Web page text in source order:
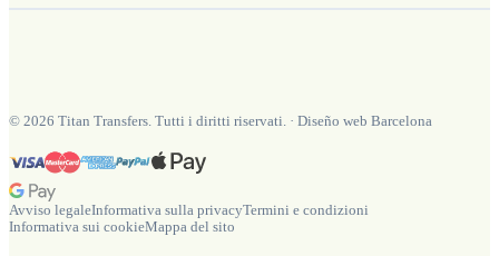
© 2026 Titan Transfers. Tutti i diritti riservati. · Diseño web Barcelona
Avviso legaleInformativa sulla privacyTermini e condizioni
Informativa sui cookieMappa del sito